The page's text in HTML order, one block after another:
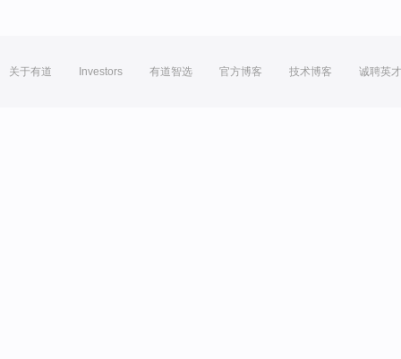
关于有道 Investors 有道智选 官方博客 技术博客 诚聘英才